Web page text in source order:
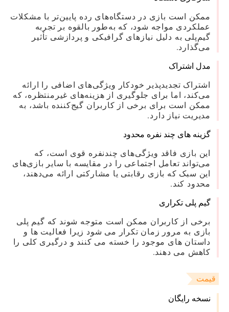
ممکن است بازی در دستگاه‌های رده پایین‌تر با مشکلات
عملکردی مواجه شود، که به‌طور بالقوه بر تجربه
گیم‌پلی به دلیل نیازهای گرافیکی و پردازشی تأثیر
می‌گذارد.
مدل اشتراک
اشتراک تجدیدپذیر خودکار ویژگی‌های اضافی را ارائه
می‌کند، اما برای جلوگیری از هزینه‌های غیرمنتظره، که
ممکن است برای برخی از کاربران گیج‌کننده باشد، به
مدیریت نیاز دارد.
گزینه های چند نفره محدود
این بازی فاقد ویژگی‌های چندنفره قوی است، که
می‌تواند تعامل اجتماعی را در مقایسه با سایر بازی‌های
این سبک که بازی رقابتی یا مشارکتی ارائه می‌دهند،
محدود کند.
گیم پلی تکراری
برخی از کاربران ممکن است متوجه شوند که گیم پلی
بازی به مرور زمان تکرار می شود زیرا فعالیت ها و
داستان های موجود را خسته می کنند و درگیری کلی را
کاهش می دهند.
قیمت
نسخه رایگان